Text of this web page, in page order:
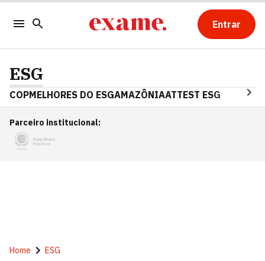
Entrar
ESG
COPMELHORES DO ESGAMAZÔNIAATTEST ESG
Parceiro institucional:
Home ESG